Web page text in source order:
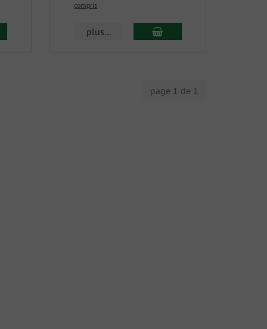
compris
plus...
page 1 de 1